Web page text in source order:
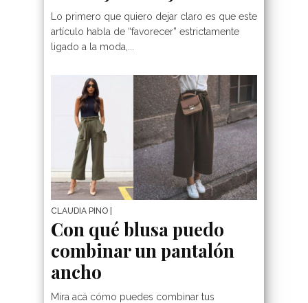
Lo primero que quiero dejar claro es que este
artículo habla de “favorecer” estrictamente
ligado a la moda,...
CLAUDIA PINO
Con qué blusa puedo
combinar un pantalón
ancho
Mira acá cómo puedes combinar tus